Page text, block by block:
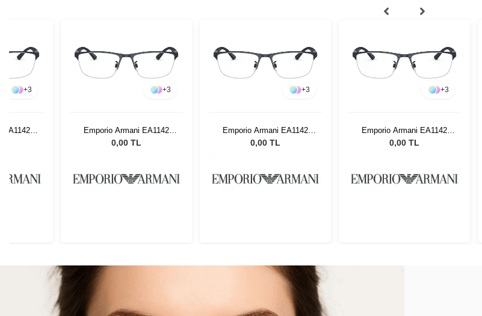
+3
EA1142
+3
Emporio Armani EA1142
3018 54
0,00 TL
+3
Emporio Armani EA1142
3018 54
0,00 TL
+3
Emporio Armani EA1142
3018 54
0,00 TL